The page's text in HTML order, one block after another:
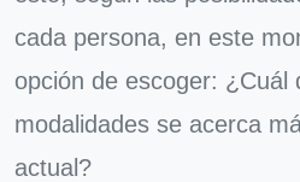
cada persona, en este
opción de escoger: ¿Cuál
modalidades se acerca
actual?